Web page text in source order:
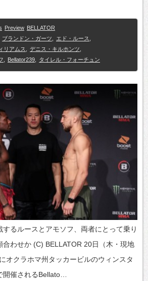
Preview BELLATOR
ブランドン・ガーツ エド・ルース
リアムス
デニス・キルホンツ
Bellator239 タイレル・フォーチュン
するルースとアモソフ、両者にとって乗り
合わせか (C) BELLATOR 20日（木・現地
オクラホマ州タッカービルのウィンスタ
開催されるBellato…